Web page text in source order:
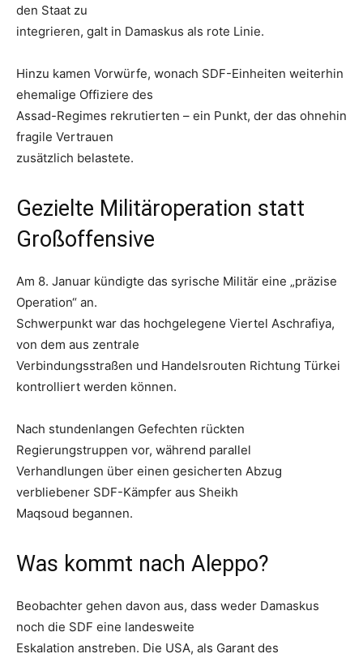
den Staat zu
integrieren, galt in Damaskus als rote Linie.
Hinzu kamen Vorwürfe, wonach SDF-Einheiten weiterhin
ehemalige Offiziere des
Assad-Regimes rekrutierten – ein Punkt, der das ohnehin
fragile Vertrauen
zusätzlich belastete.
Gezielte Militäroperation statt
Großoffensive
Am 8. Januar kündigte das syrische Militär eine „präzise
Operation“ an.
Schwerpunkt war das hochgelegene Viertel Aschrafiya,
von dem aus zentrale
Verbindungsstraßen und Handelsrouten Richtung Türkei
kontrolliert werden können.
Nach stundenlangen Gefechten rückten
Regierungstruppen vor, während parallel
Verhandlungen über einen gesicherten Abzug
verbliebener SDF-Kämpfer aus Sheikh
Maqsoud begannen.
Was kommt nach Aleppo?
Beobachter gehen davon aus, dass weder Damaskus
noch die SDF eine landesweite
Eskalation anstreben. Die USA, als Garant des